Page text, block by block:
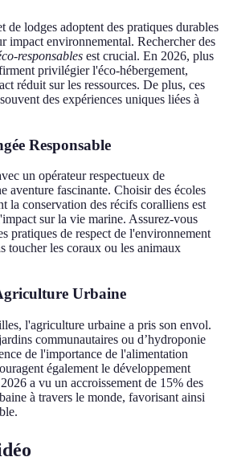
de lodges adoptent des pratiques durables
impact environnemental. Rechercher des
responsables est crucial. En 2026, plus
privilégier l'éco-hébergement,
réduit sur les ressources. De plus, ces
des expériences uniques liées à
Responsable
un opérateur respectueux de
aventure fascinante. Choisir des écoles
la conservation des récifs coralliens est
sur la vie marine. Assurez-vous
pratiques de respect de l'environnement
toucher les coraux ou les animaux
Urbaine
l'agriculture urbaine a pris son envol.
communautaires ou d’hydroponie
de l'importance de l'alimentation
également le développement
a vu un accroissement de 15% des
à travers le monde, favorisant ainsi